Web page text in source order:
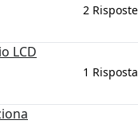
2 Risposte
LCD
1 Risposta